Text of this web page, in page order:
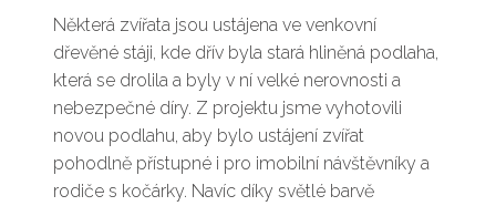
Některá zvířata jsou ustájena ve venkovní
dřevěné stáji, kde dřív byla stará hliněná podlaha,
která se drolila a byly v ní velké nerovnosti a
nebezpečné díry. Z projektu jsme vyhotovili
novou podlahu, aby bylo ustájení zvířat
pohodlně přístupné i pro imobilní návštěvníky a
rodiče s kočárky. Navíc díky světlé barvě